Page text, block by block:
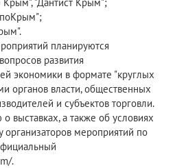
планируются
развития
экономики в формате "круглых
органов власти, общественных
и субъектов торговли.
а также об условиях
организаторов мероприятий по
.